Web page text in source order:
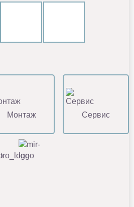
Монтаж Сервис